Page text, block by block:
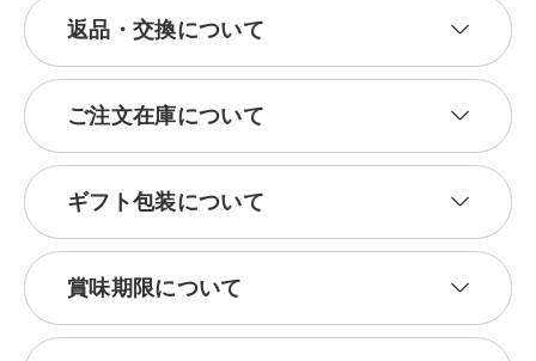
返品・交換について
ご注文在庫について
ギフト包装について
賞味期限について